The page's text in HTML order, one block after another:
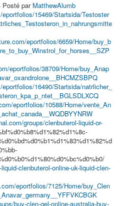
Posté par MatthewAlumb
15469/Startsida/Testoster
eportfolios/6659/Home/buy_b
eportfolios/38709/Home/buy_Anap
16490/Startsida/natrlicher_
eportfolios/10588/Home/vente_An
groups/clenbuterol-liquid-or-
clenbuterol-online-uk-liquid-clen-
eportfolios/7125/Home/buy_Clen
buy-clen-gel-online-australia-buy-